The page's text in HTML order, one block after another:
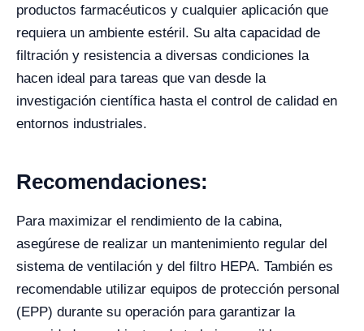
productos farmacéuticos y cualquier aplicación que
requiera un ambiente estéril. Su alta capacidad de
filtración y resistencia a diversas condiciones la
hacen ideal para tareas que van desde la
investigación científica hasta el control de calidad en
entornos industriales.
Recomendaciones:
Para maximizar el rendimiento de la cabina,
asegúrese de realizar un mantenimiento regular del
sistema de ventilación y del filtro HEPA. También es
recomendable utilizar equipos de protección personal
(EPP) durante su operación para garantizar la